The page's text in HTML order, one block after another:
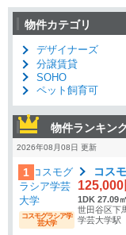
物件カテゴリ
デザイナーズ
分譲賃貸
SOHO
ペット飼育可
物件ランキン
2026年08月08日 更新
1
コスモグラシア学
芸大学
コス
125,000
1DK 27.09㎡
世田谷区下
学芸大学駅